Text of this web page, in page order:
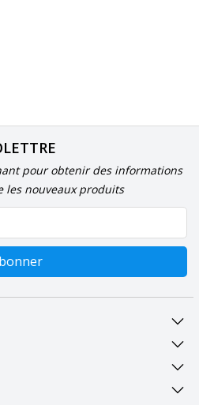
pour obtenir des informations
les nouveaux produits